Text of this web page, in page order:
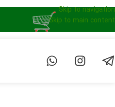
Skip to navigation
Skip to main content